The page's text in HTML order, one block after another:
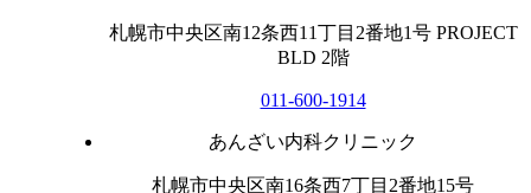
札幌市中央区南12条西11丁目2番地1号 PROJECT
BLD 2階
011-600-1914
あんざい内科クリニック
札幌市中央区南16条西7丁目2番地15号